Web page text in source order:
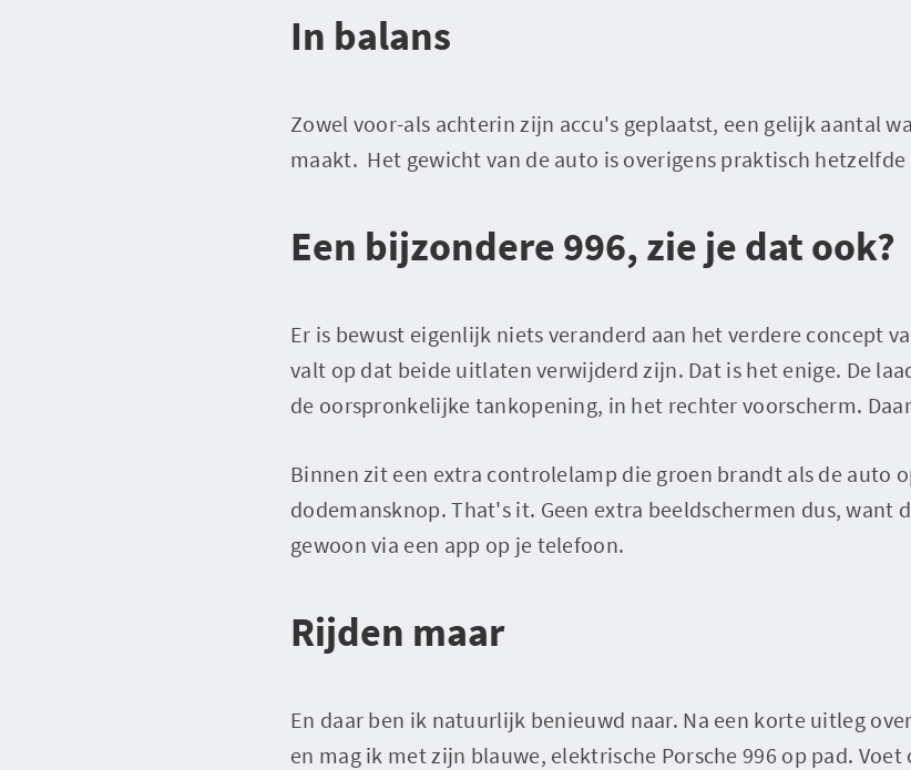
In balans
Zowel voor-als achterin zijn accu's geplaatst, een gelijk aantal
maakt. Het gewicht van de auto is overigens praktisch hetzelfde
Een bijzondere 996, zie je dat ook?
Er is bewust eigenlijk niets veranderd aan het verdere concept
valt op dat beide uitlaten verwijderd zijn. Dat is het enige. De
de oorspronkelijke tankopening, in het rechter voorscherm.
Binnen zit een extra controlelamp die groen brandt als de auto
dodemansknop. That's it. Geen extra beeldschermen dus, want
gewoon via een app op je telefoon.
Rijden maar
En daar ben ik natuurlijk benieuwd naar. Na een korte uitleg
en mag ik met zijn blauwe, elektrische Porsche 996 op pad.